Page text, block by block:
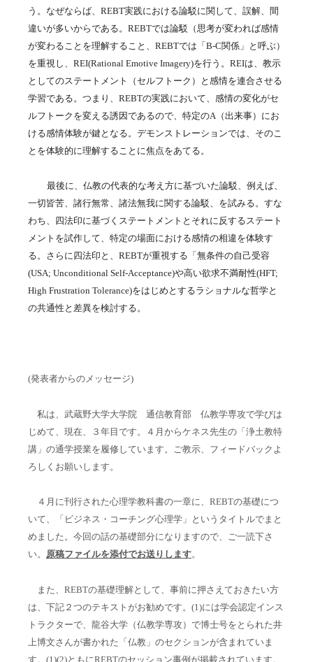
う。なぜならば、 REBT実践における論駁に関して、誤解、間
違いが多いからである。 REBTでは論駁（思考が変われば感情
が変わることを理解すること、 REBTでは「 B-C関係」と呼ぶ）
を重視し、 REI(Rational Emotive Imagery)を行う。 REIは、教示
としてのステートメント（セルフトーク）と感情を連合させる
学習である。つまり、 REBTの実践において、感情の変化がセ
ルフトークを変える誘因であるので、特定のA （出来事）にお
ける感情体験が鍵となる。デモンストレーションでは、そのこ
とを体験的に理解することに焦点をあてる。
最後に、仏教の代表的な考え方に基づいた論駁、例えば、
一切皆苦、諸行無常、諸法無我に関する論駁、を試みる。すな
わち、四法印に基づくステートメントとそれに反するステート
メントを試作して、特定の場面における感情の相違を体験す
る。さらに四法印と、 REBTが重視する「無条件の自己受容
(USA; Unconditional Self-Acceptance)や高い欲求不満耐性(HFT;
High Frustration Tolerance)をはじめとするラショナルな哲学と
の共通性と差異を検討する。
(発表者からのメッセージ)
私は、武蔵野大学大学院 通信教育部 仏教学専攻で学びは
じめて、現在、３年目です。４月からケネス先生の「浄土教特
講」の通学授業を履修しています。ご教示、フィードバックよ
ろしくお願いします。
４月に刊行された心理学教科書の一章に、 REBTの基礎につ
いて、「ビジネス・コーチング心理学」というタイトルでまと
めました。今回の話の基礎部分になりますので、ご一読下さ
い。 原稿ファイルを添付でお送りします。
また、 REBTの基礎理解として、事前に押さえておきたい方
は、下記２つのテキストがお勧めです。 (1)には学会認定インス
トラクターで、龍谷大学（仏教学専攻）で博士号をとられた井
上博文さんが書かれた「仏教」のセクションが含まれていま
す。 (1)(2)ともにREBTのセッション事例が掲載されています。